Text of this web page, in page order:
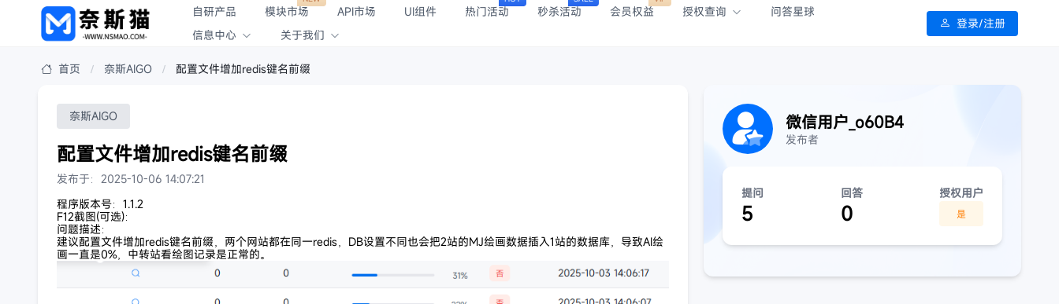
自研产品 模块市场 API市场 UI组件 热门活动 秒杀活动 会员权益 授权查询
问答星球
信息中心
关于我们
登录/注册
首页 奈斯AIGO 配置文件增加redis键名前缀
奈斯AIGO
配置文件增加redis键名前缀
发布于：2025-10-06 14:07:21
程序版本号：1.1.2
F12截图(可选)：
问题描述：
建议配置文件增加redis键名前缀，两个网站都在同一redis，DB设置不同也会把2站的MJ绘画数据插入1站的数据库，导致AI绘
画一直是0%，中转站看绘图记录是正常的。
微信用户_o60B4
发布者
提问
5
回答
0
授权用户
是